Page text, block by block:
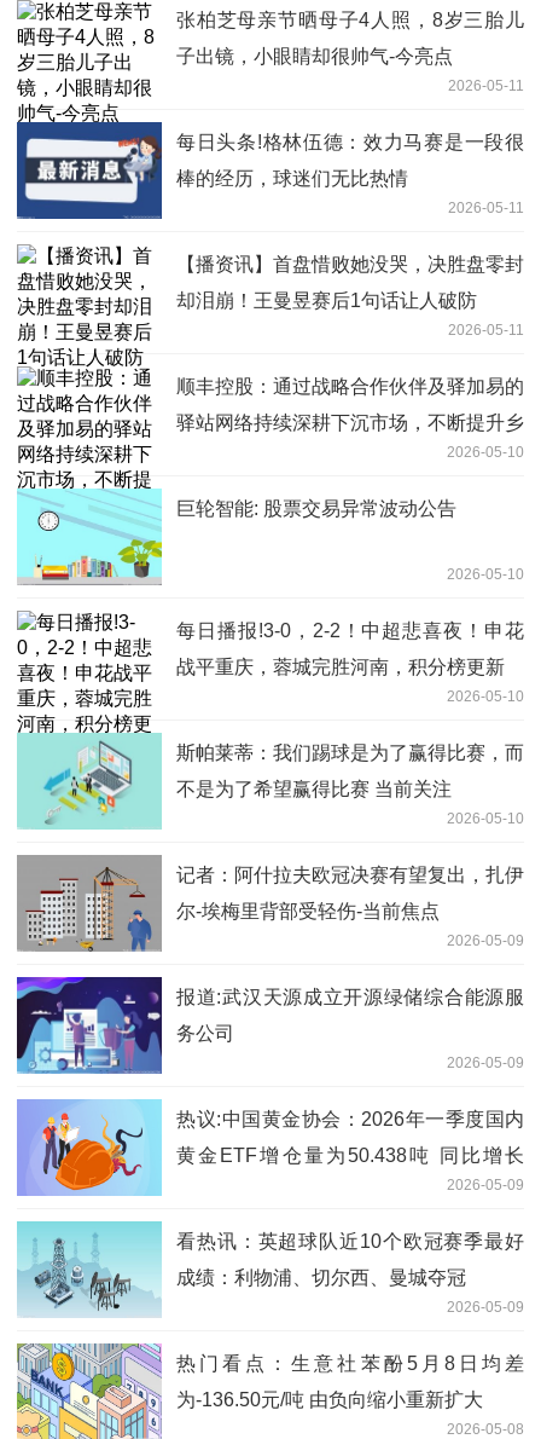
张柏芝母亲节晒母子4人照，8岁三胎儿
子出镜，小眼睛却很帅气-今亮点
2026-05-11
每日头条!格林伍德：效力马赛是一段很
棒的经历，球迷们无比热情
2026-05-11
【播资讯】首盘惜败她没哭，决胜盘零封
却泪崩！王曼昱赛后1句话让人破防
2026-05-11
顺丰控股：通过战略合作伙伴及驿加易的
驿站网络持续深耕下沉市场，不断提升乡
2026-05-10
巨轮智能: 股票交易异常波动公告
2026-05-10
每日播报!3-0，2-2！中超悲喜夜！申花
战平重庆，蓉城完胜河南，积分榜更新
2026-05-10
斯帕莱蒂：我们踢球是为了赢得比赛，而
不是为了希望赢得比赛 当前关注
2026-05-10
记者：阿什拉夫欧冠决赛有望复出，扎伊
尔-埃梅里背部受轻伤-当前焦点
2026-05-09
报道:武汉天源成立开源绿储综合能源服
务公司
2026-05-09
热议:中国黄金协会：2026年一季度国内
黄金ETF增仓量为50.438吨 同比增长
2026-05-09
看热讯：英超球队近10个欧冠赛季最好
成绩：利物浦、切尔西、曼城夺冠
2026-05-09
热门看点：生意社苯酚5月8日均差
为-136.50元/吨 由负向缩小重新扩大
2026-05-08